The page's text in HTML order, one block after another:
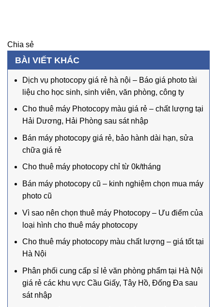
Chia sẻ
BÀI VIẾT KHÁC
Dịch vụ photocopy giá rẻ hà nội – Báo giá photo tài
liệu cho học sinh, sinh viên, văn phòng, công ty
Cho thuê máy Photocopy màu giá rẻ – chất lượng tại
Hải Dương, Hải Phòng sau sát nhập
Bán máy photocopy giá rẻ, bảo hành dài hạn, sửa
chữa giá rẻ
Cho thuê máy photocopy chỉ từ 0k/tháng
Bán máy photocopy cũ – kinh nghiệm chọn mua máy
photo cũ
Vì sao nên chọn thuê máy Photocopy – Ưu điểm của
loại hình cho thuê máy photocopy
Cho thuê máy photocopy màu chất lượng – giá tốt tại
Hà Nội
Phân phối cung cấp sỉ lẻ văn phòng phẩm tại Hà Nội
giá rẻ các khu vực Cầu Giấy, Tây Hồ, Đống Đa sau
sát nhập